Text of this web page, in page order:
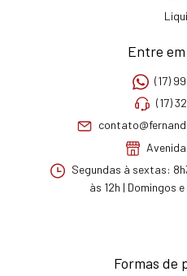
Entre
(17)
(17)
Segundas à sextas:
às 12h | Domingos
Formas de